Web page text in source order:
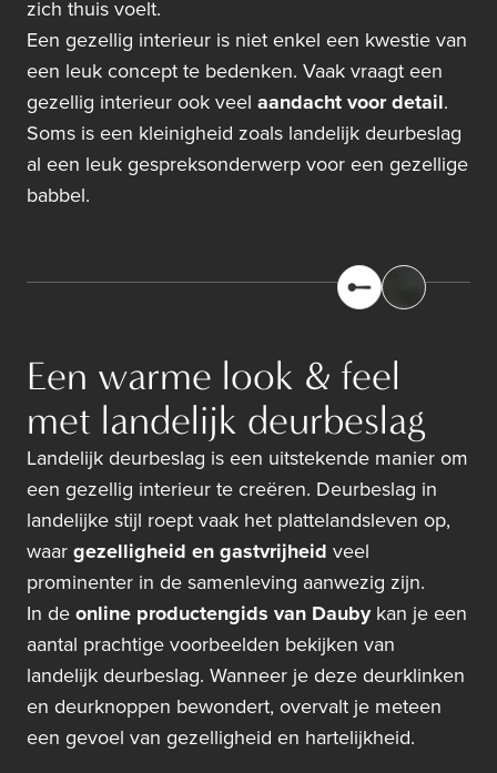
zich thuis voelt.
Een gezellig interieur is niet enkel een kwestie van
een leuk concept te bedenken. Vaak vraagt een
gezellig interieur ook veel aandacht voor detail.
Soms is een kleinigheid zoals landelijk deurbeslag
al een leuk gespreksonderwerp voor een gezellige
babbel.
Een warme look & feel
met landelijk deurbeslag
Landelijk deurbeslag is een uitstekende manier om
een gezellig interieur te creëren. Deurbeslag in
landelijke stijl roept vaak het plattelandsleven op,
waar gezelligheid en gastvrijheid veel
prominenter in de samenleving aanwezig zijn.
In de online productengids van Daubykan je een
aantal prachtige voorbeelden bekijken van
landelijk deurbeslag. Wanneer je deze deurklinken
en deurknoppen bewondert, overvalt je meteen
een gevoel van gezelligheid en hartelijkheid.